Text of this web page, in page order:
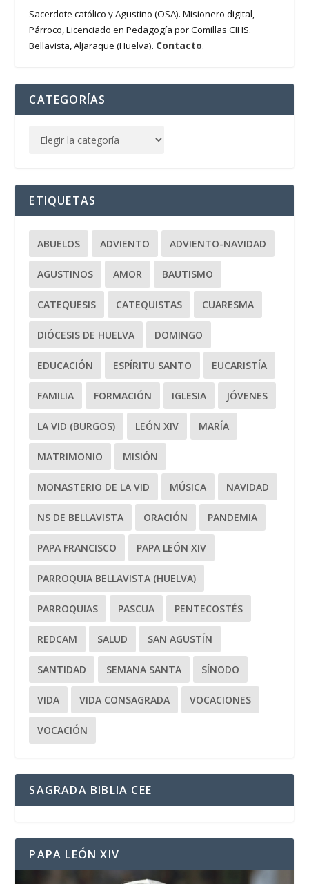
Sacerdote católico y Agustino (OSA). Misionero digital,
Párroco, Licenciado en Pedagogía por Comillas CIHS.
Bellavista, Aljaraque (Huelva). Contacto.
CATEGORÍAS
ETIQUETAS
ABUELOS ADVIENTO ADVIENTO-NAVIDAD
AGUSTINOS AMOR BAUTISMO
CATEQUESIS CATEQUISTAS CUARESMA
DIÓCESIS DE HUELVA DOMINGO
EDUCACIÓN ESPÍRITU SANTO EUCARISTÍA
FAMILIA FORMACIÓN IGLESIA JÓVENES
LA VID (BURGOS) LEÓN XIV MARÍA
MATRIMONIO MISIÓN
MONASTERIO DE LA VID MÚSICA NAVIDAD
NS DE BELLAVISTA ORACIÓN PANDEMIA
PAPA FRANCISCO PAPA LEÓN XIV
PARROQUIA BELLAVISTA (HUELVA)
PARROQUIAS PASCUA PENTECOSTÉS
REDCAM SALUD SAN AGUSTÍN
SANTIDAD SEMANA SANTA SÍNODO
VIDA VIDA CONSAGRADA VOCACIONES
VOCACIÓN
SAGRADA BIBLIA CEE
PAPA LEÓN XIV